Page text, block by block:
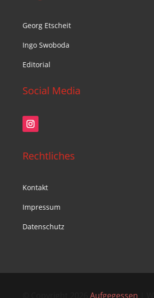
Georg Etscheit
Ingo Swoboda
Editorial
Social Media
Rechtliches
Kontakt
Impressum
Datenschutz
Aufgegessen